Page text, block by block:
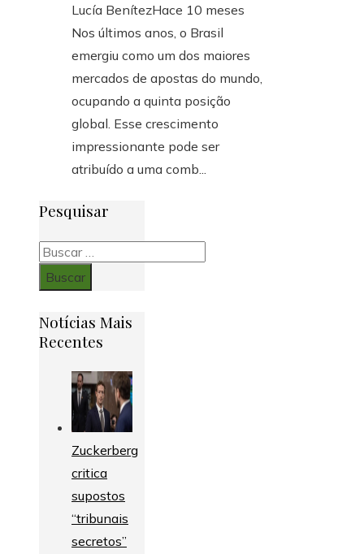
Lucía BenítezHace 10 meses
Nos últimos anos, o Brasil
emergiu como um dos maiores
mercados de apostas do mundo,
ocupando a quinta posição
global. Esse crescimento
impressionante pode ser
atribuído a uma comb...
Pesquisar
Buscar:
Notícias Mais
Recentes
Zuckerberg
critica
supostos
“tribunais
secretos”